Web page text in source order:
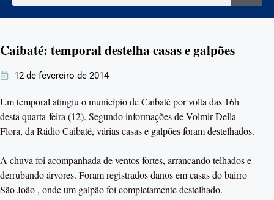
Caibaté: temporal destelha casas e galpões
12 de fevereiro de 2014
Um temporal atingiu o município de Caibaté por volta das 16h
desta quarta-feira (12). Segundo informações de Volmir Della
Flora, da Rádio Caibaté, várias casas e galpões foram destelhados.
A chuva foi acompanhada de ventos fortes, arrancando telhados e
derrubando árvores. Foram registrados danos em casas do bairro
São João , onde um galpão foi completamente destelhado.